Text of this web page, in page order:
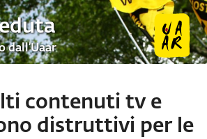
dall’Uaar
contenuti tv e
distruttivi per le